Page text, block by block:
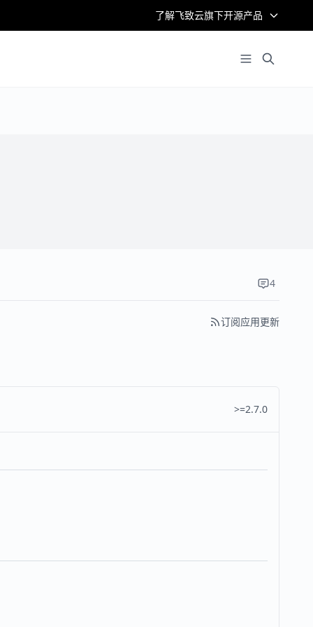
了解飞致云旗下开源产品
4
订阅应用更新
>=2.7.0